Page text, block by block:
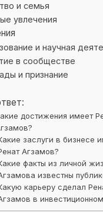
и семья
увлечения
и научная
в сообществе
и признание
достижения имеет
заслуги в бизнесе
Агзамов?
факты из личной
известны
карьеру сделал
в